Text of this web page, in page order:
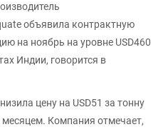
объявила контрактную
на ноябрь на уровне USD460
Индии, говорится в
цену на USD51 за тонну
Компания отмечает,